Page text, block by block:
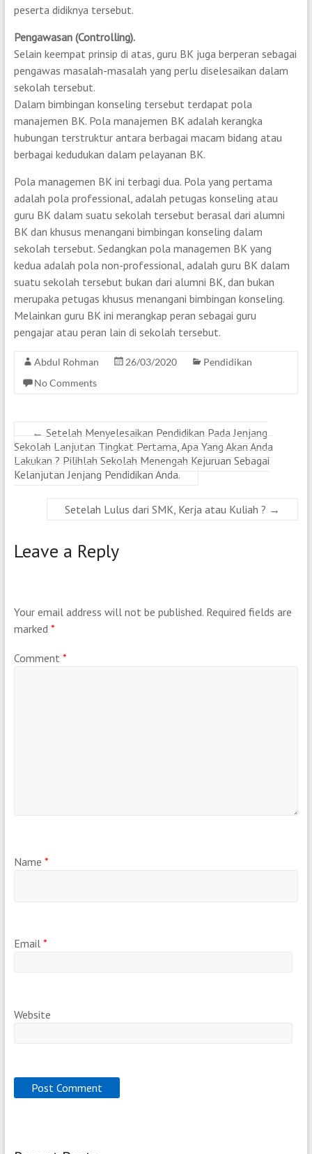
peserta didiknya tersebut.
Pengawasan (Controlling).
Selain keempat prinsip di atas, guru BK juga berperan sebagai
pengawas masalah-masalah yang perlu diselesaikan dalam
sekolah tersebut.
Dalam bimbingan konseling tersebut terdapat pola
manajemen BK. Pola manajemen BK adalah kerangka
hubungan terstruktur antara berbagai macam bidang atau
berbagai kedudukan dalam pelayanan BK.
Pola managemen BK ini terbagi dua. Pola yang pertama
adalah pola professional, adalah petugas konseling atau
guru BK dalam suatu sekolah tersebut berasal dari alumni
BK dan khusus menangani bimbingan konseling dalam
sekolah tersebut. Sedangkan pola managemen BK yang
kedua adalah pola non-professional, adalah guru BK dalam
suatu sekolah tersebut bukan dari alumni BK, dan bukan
merupaka petugas khusus menangani bimbingan konseling.
Melainkan guru BK ini merangkap peran sebagai guru
pengajar atau peran lain di sekolah tersebut.
Abdul Rohman 26/03/2020
Pendidikan
No Comments
← Setelah Menyelesaikan Pendidikan Pada Jenjang
Sekolah Lanjutan Tingkat Pertama, Apa Yang Akan Anda
Lakukan ? Pilihlah Sekolah Menengah Kejuruan Sebagai
Kelanjutan Jenjang Pendidikan Anda.
Setelah Lulus dari SMK, Kerja atau Kuliah ? →
Leave a Reply
Your email address will not be published. Required fields are
marked *
Comment *
Name *
Email *
Website